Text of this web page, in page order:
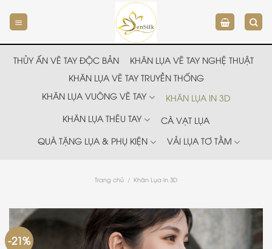
đến
nội
dung
THỦY ẤN VẼ TAY ĐỘC BẢN
KHĂN LỤA VẼ TAY NGHỆ THUẬT
KHĂN LỤA VẼ TAY TRUYỀN THỐNG
KHĂN LỤA VUÔNG VẼ TAY
KHĂN LỤA IN 3D
KHĂN LỤA THÊU TAY
CÀ VẠT LỤA
QUÀ TẶNG LỤA & PHỤ KIỆN
VẢI LỤA TƠ TẰM
Trang chủ / Khăn Lụa in 3D
-21%